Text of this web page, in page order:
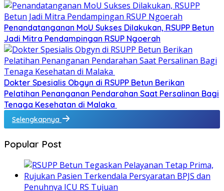
Penandatanganan MoU Sukses Dilakukan, RSUPP Betun
Jadi Mitra Pendampingan RSUP Ngoerah
Dokter Spesialis Obgyn di RSUPP Betun Berikan
Pelatihan Penanganan Pendarahan Saat Persalinan Bagi
Tenaga Kesehatan di Malaka
Selengkapnya
Popular Post